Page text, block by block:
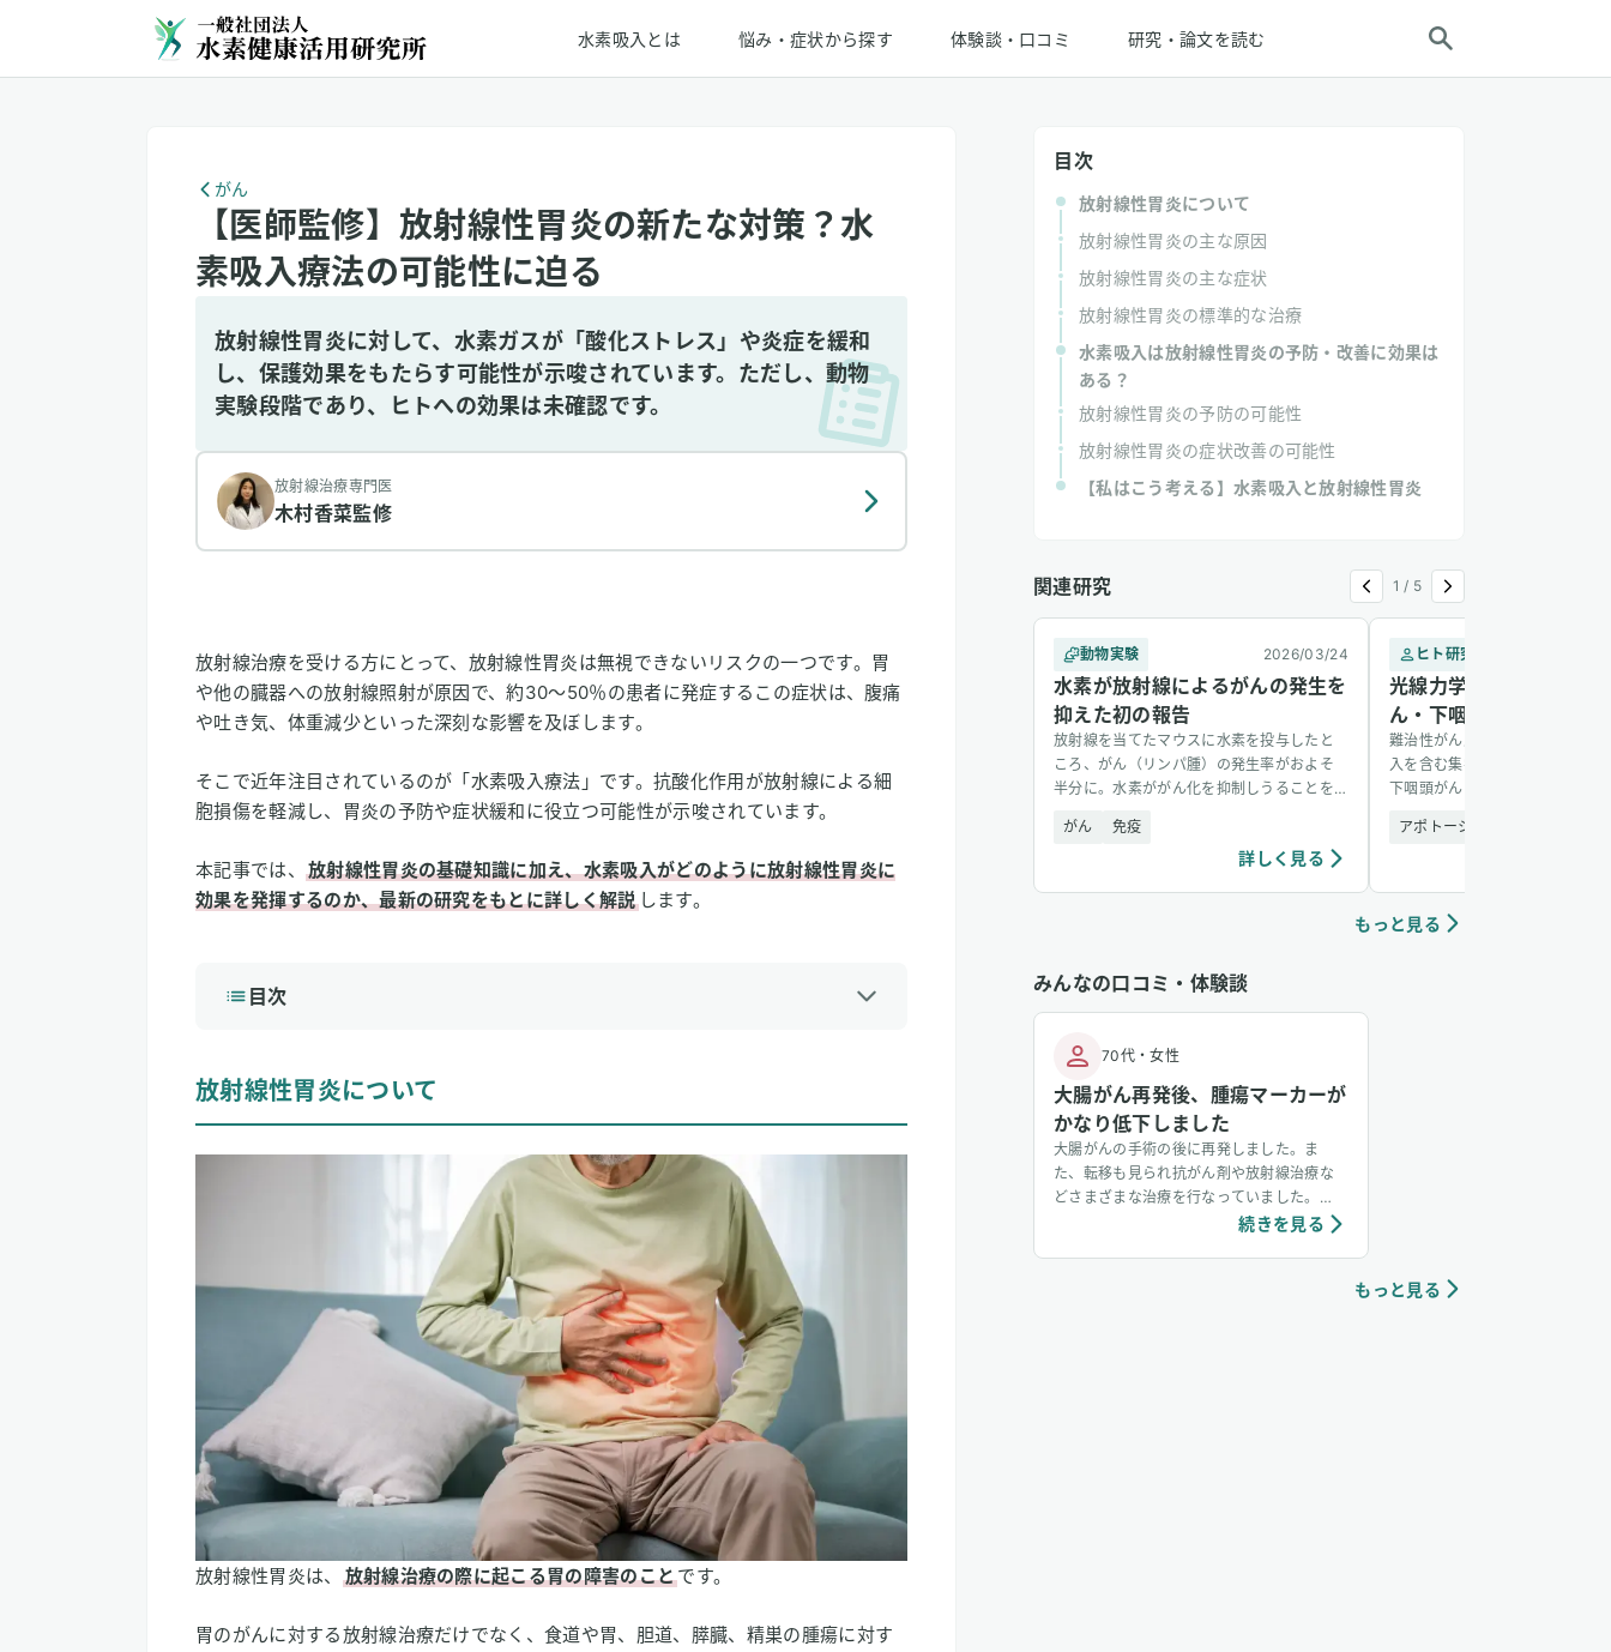
水素吸入とは 悩み・症状から探す 体験談・口コミ 研究・論文を読む
がん
【医師監修】放射線性胃炎の新たな対策？水
素吸入療法の可能性に迫る
放射線性胃炎に対して、水素ガスが「酸化ストレス」や炎症を緩和
し、保護効果をもたらす可能性が示唆されています。ただし、動物
実験段階であり、ヒトへの効果は未確認です。
放射線治療専門医
木村香菜監修
放射線治療を受ける方にとって、放射線性胃炎は無視できないリスクの一つです。胃
や他の臓器への放射線照射が原因で、約30〜50％の患者に発症するこの症状は、腹痛
や吐き気、体重減少といった深刻な影響を及ぼします。
そこで近年注目されているのが「水素吸入療法」です。抗酸化作用が放射線による細
胞損傷を軽減し、胃炎の予防や症状緩和に役立つ可能性が示唆されています。
本記事では、
放射線性胃炎の基礎知識に加え、水素吸入がどのように放射線性胃炎に
効果を発揮するのか、最新の研究をもとに詳しく解説します。
目次
放射線性胃炎の主な原因
放射線性胃炎の主な症状
水素吸入は放射線性胃炎の予防・改善に効果はある？
放射線性胃炎の予防の可能性
放射線性胃炎の症状改善の可能性
【私はこう考える】水素吸入と放射線性胃炎
放射線性胃炎について
放射線性胃炎は、 放射線治療の際に起こる胃の障害のことです。
胃のがんに対する放射線治療だけでなく、食道や胃、胆道、膵臓、精巣の腫瘍に対す
目次
放射線性胃炎について
放射線性胃炎の主な原因
放射線性胃炎の主な症状
放射線性胃炎の標準的な治療
水素吸入は放射線性胃炎の予防・改善に効果は
ある？
放射線性胃炎の予防の可能性
放射線性胃炎の症状改善の可能性
【私はこう考える】水素吸入と放射線性胃炎
関連研究 1 / 5
動物実験 2026/03/24
水素が放射線によるがんの発生を
抑えた初の報告
放射線を当てたマウスに水素を投与したと
ころ、がん（リンパ腫）の発生率がおよそ
半分に。水素ががん化を抑制しうることを
がん
免疫
詳しく見る
ヒト研究
光線力学療法と水素吸入
ん・下咽頭がんが消失し
難治性がん患者2名に光線力学療
入を含む集学的治療を実施し、
下咽頭がんのいずれでも腫瘍の
アポトーシス調整
もっと見る
みんなの口コミ・体験談
70代・女性
大腸がん再発後、腫瘍マーカーが
かなり低下しました
大腸がんの手術の後に再発しました。ま
た、転移も見られ抗がん剤や放射線治療な
どさまざまな治療を行なっていました。
2018年5月辺りからオプジーボと水素ガス
続きを見る
もっと見る